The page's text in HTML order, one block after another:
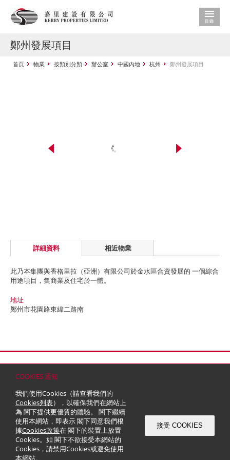
COOKIES 通知
我們使用Cookies（請查看我們的
Cookies列表），以確保我們在網站上
為 閣下提供更優質的體驗。 閣下繼續
使用本網站，即表示 閣下同意我們根
據Cookies政策在 閣下的裝置上放置
Cookies。如 閣下不欲接受本網站的
Cookies，請禁用Cookies或避免使用
本網站。
接受 COOKIES
鄭州發展項目
首頁 物業 按類別分類 辦公室 中國內地 杭州 鄭州發展項目
詳細資料 相近物業
此乃本集團與香格里拉（亞洲）有限公司於金水區合資發展的 一個綜合
用途項目，集商業及住宅於一體。
地址
鄭州市花園路東緯二路南
© 2026 嘉里建設有限公司 (於百慕達註冊成立之有限公司)